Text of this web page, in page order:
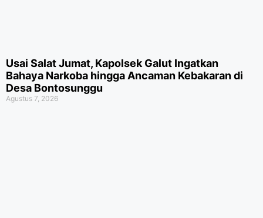
Usai Salat Jumat, Kapolsek Galut Ingatkan
Bahaya Narkoba hingga Ancaman Kebakaran di
Desa Bontosunggu
Agustus 7, 2026